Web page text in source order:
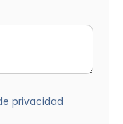
privacidad